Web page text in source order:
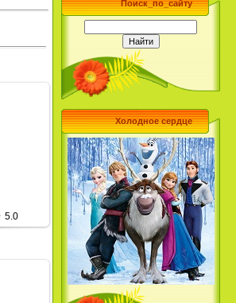
5.0
Поиск_по_сайту
Холодное сердце